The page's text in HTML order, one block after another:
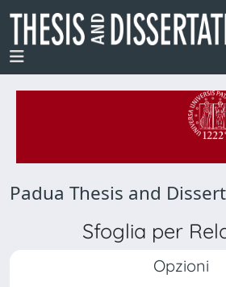
Padua Thesis and
Sfoglia per
Opzioni